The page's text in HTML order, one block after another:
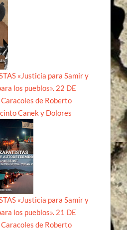
«Justicia para Samir y
los pueblos». 22 DE
de Roberto
Canek y Dolores
«Justicia para Samir y
los pueblos». 21 DE
de Roberto